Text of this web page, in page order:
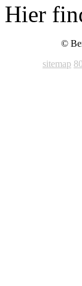
Hier
©
sitemap